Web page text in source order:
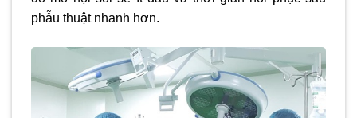
phẫu thuật nhanh hơn.